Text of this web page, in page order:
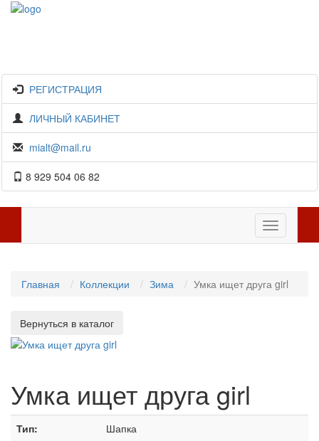
РЕГИСТРАЦИЯ
ЛИЧНЫЙ КАБИНЕТ
mialt@mail.ru
8 929 504 06 82
Toggle
navigation
Главная Коллекции Зима Умка ищет друга girl
Умка ищет друга girl
Тип:
Шапка